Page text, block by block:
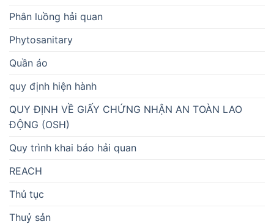
Phân luồng hải quan
Phytosanitary
Quần áo
quy định hiện hành
QUY ĐỊNH VỀ GIẤY CHỨNG NHẬN AN TOÀN LAO
ĐỘNG (OSH)
Quy trình khai báo hải quan
REACH
Thủ tục
Thuỷ sản